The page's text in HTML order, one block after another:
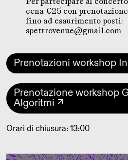
cena €25 con
fino ad esaurimento posti:
spettrovenue@gmail.com
Prenotazioni workshop
Prenotazione workshop
Algoritmi ↗
Orari di chiusura: 13:00